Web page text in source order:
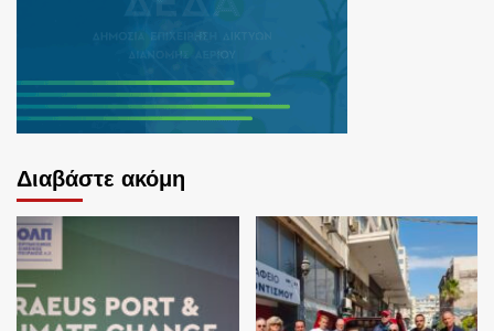
Διαβάστε ακόμη